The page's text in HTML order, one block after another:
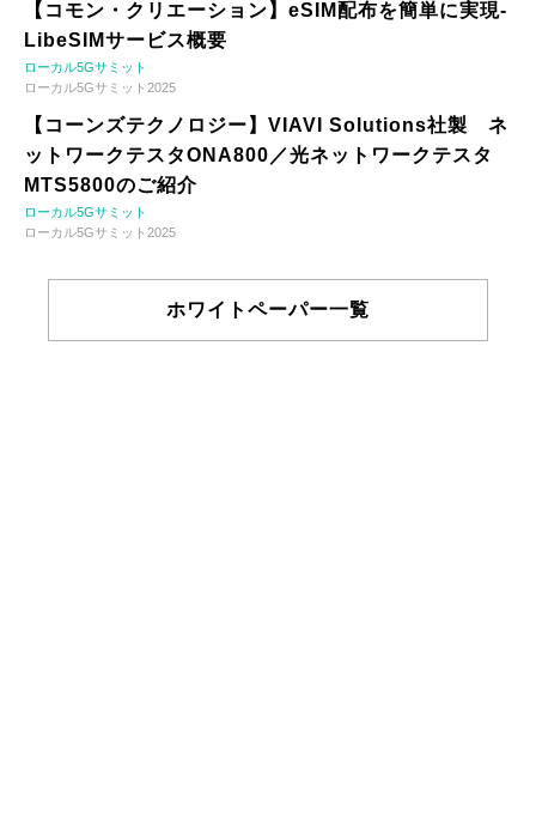
【コモン・クリエーション】eSIM配布を簡単に実現-
LibeSIMサービス概要
ローカル5Gサミット
ローカル5Gサミット2025
【コーンズテクノロジー】VIAVI Solutions社製 ネ
ットワークテスタONA800／光ネットワークテスタ
MTS5800のご紹介
ローカル5Gサミット
ローカル5Gサミット2025
ホワイトペーパー一覧